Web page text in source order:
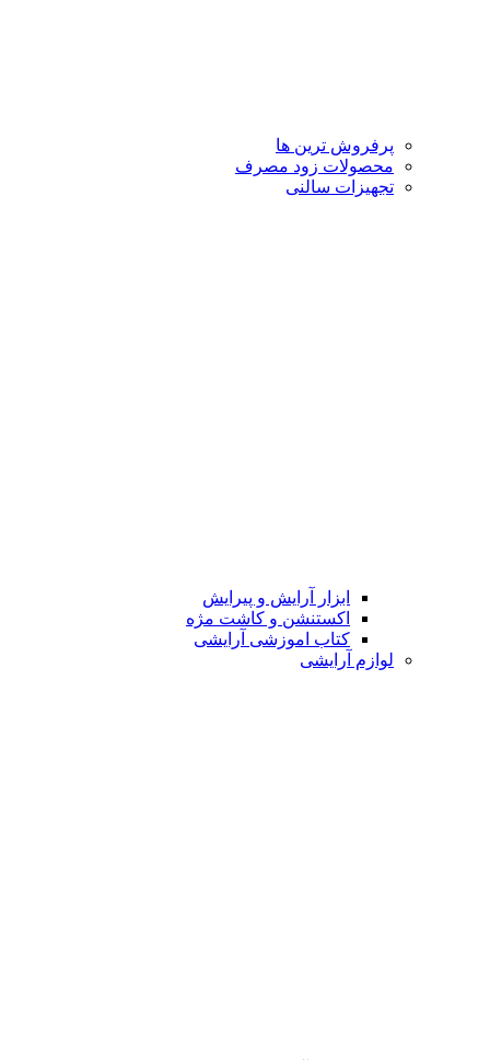
پرفروش ترین ها
محصولات زود مصرف
تجهیزات سالنی
ابزار آرایش و پیرایش
اکستنشن و کاشت مژه
کتاب اموزشی آرایشی
لوازم آرایشی